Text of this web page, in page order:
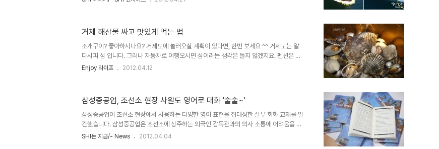
역할을 하고 있답니다. 선박이 나아갈 때 물의 저항에는 선체와 물의 마찰로 인해 생기는 마
찰저항과, 파도를 만들면서 생기는 조파저항이라는 게 있는데요. 사진처럼 ..
거제 해산물 싸고 맛있게 먹는 법
조개구이? 좋아하시나요? 거제도에 놀러오실 계획이 있다면, 한번 보세요 ^^ 거제도는 알
다시피 섬 입니다. 그러나 자동차로 여행오시면 섬이라는 생각은 들지 않겠지요. 펜션은 잡
으셨는지 모르겠습니다. 펜션에서 해 먹을 수 있는 조개찜을 소개합니다. 굴 구이 혹은 조개
투자합니다. 이제는 시장을 알아보겠습니다. 통영쪽에 계신다면 서호시장, 중앙시장. 거제
도로 오셨다면 고현시장, 옥포 중앙시장으로 가는거죠. 무조건 해물 파는곳이 있답니다. 일
단 저는 가족이..
Enjoy 라이프 2012.04.12
삼성중공업, 조선소 현장 사원도 영어로 대화 '술술~'
삼성중공업이 조선소 현장에서 사용하는 다양한 영어 표현을 집대성한 실무 회화 교재를 발
간했습니다. 삼성중공업은 조선소에 상주하는 외국인 감독관과의 의사 소통에 어려움을 겪
는 현장 근무자들을 위해 '조선소 실무영어회화 소책자'를 발간해 직원들로부터 좋은 반응
SHI는 지금/- News 2012.04.04